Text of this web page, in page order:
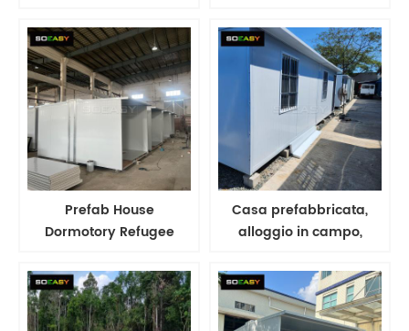
Producter in Cina
Wermitory Peil and Gas
Camp House
Prefab House
Dormotory Refugee
Camp Camp Labour
Casa prefabbricata,
alloggio in campo,
lavoratori, campo
minerario, cantiere,
casa prefabbricata